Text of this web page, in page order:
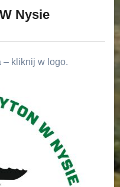
Nysie
– kliknij w logo.